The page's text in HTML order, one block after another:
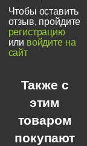
Чтобы оставить
отзыв, пройдите
регистрацию
или войдите на
сайт
Также с
этим
товаром
покупают